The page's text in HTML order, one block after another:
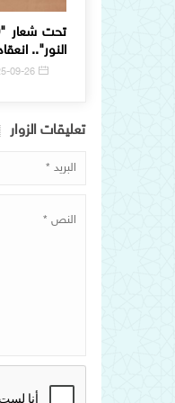
النور"..
09-26
تعلیقات الزوار